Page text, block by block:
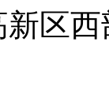
区西